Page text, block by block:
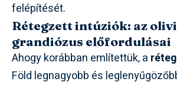
felépítését.
Rétegzett intúziók: az
grandiózus előfordulásai
Ahogy korábban említettük, a
Föld legnagyobb és